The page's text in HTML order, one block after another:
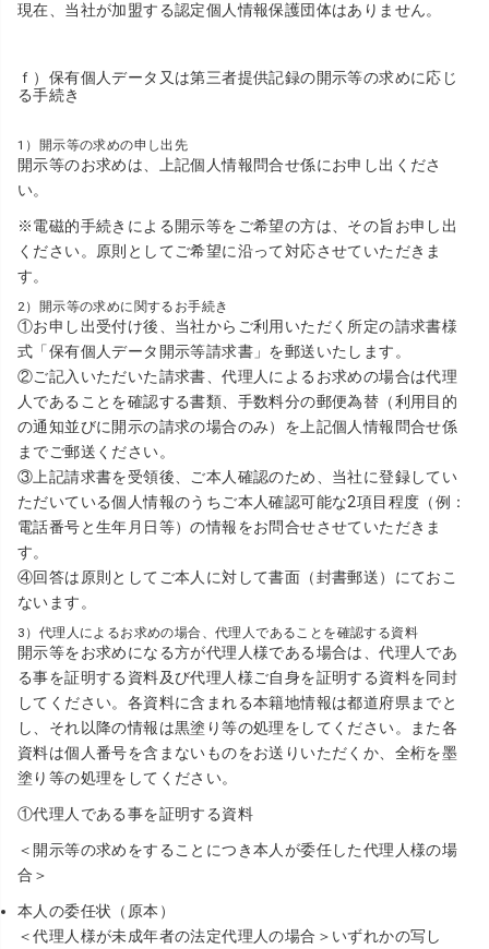
現在、当社が加盟する認定個人情報保護団体はありません。
ｆ）保有個人データ又は第三者提供記録の開示等の求めに応じ
る手続き
1）開示等の求めの申し出先
開示等のお求めは、上記個人情報問合せ係にお申し出くださ
い。
※電磁的手続きによる開示等をご希望の方は、その旨お申し出
ください。原則としてご希望に沿って対応させていただきま
す。
2）開示等の求めに関するお手続き
①お申し出受付け後、当社からご利用いただく所定の請求書様
式「保有個人データ開示等請求書」を郵送いたします。
②ご記入いただいた請求書、代理人によるお求めの場合は代理
人であることを確認する書類、手数料分の郵便為替（利用目的
の通知並びに開示の請求の場合のみ）を上記個人情報問合せ係
までご郵送ください。
③上記請求書を受領後、ご本人確認のため、当社に登録してい
ただいている個人情報のうちご本人確認可能な2項目程度（例：
電話番号と生年月日等）の情報をお問合せさせていただきま
す。
④回答は原則としてご本人に対して書面（封書郵送）にておこ
ないます。
3）代理人によるお求めの場合、代理人であることを確認する資料
開示等をお求めになる方が代理人様である場合は、代理人であ
る事を証明する資料及び代理人様ご自身を証明する資料を同封
してください。各資料に含まれる本籍地情報は都道府県までと
し、それ以降の情報は黒塗り等の処理をしてください。また各
資料は個人番号を含まないものをお送りいただくか、全桁を墨
塗り等の処理をしてください。
①代理人である事を証明する資料
＜開示等の求めをすることにつき本人が委任した代理人様の場
合＞
本人の委任状（原本）
＜代理人様が未成年者の法定代理人の場合＞いずれかの写し